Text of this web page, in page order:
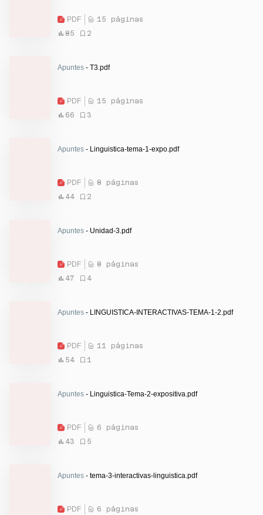
PDF
15 páginas
85
2
Apuntes - T3.pdf
PDF
15 páginas
66
3
Apuntes - Linguistica-tema-1-expo.pdf
PDF
8 páginas
44
2
Apuntes - Unidad-3.pdf
PDF
8 páginas
47
4
Apuntes - LINGUISTICA-INTERACTIVAS-TEMA-1-2.pdf
PDF
11 páginas
54
1
Apuntes - Linguistica-Tema-2-expositiva.pdf
PDF
6 páginas
43
5
Apuntes - tema-3-interactivas-linguistica.pdf
PDF
6 páginas